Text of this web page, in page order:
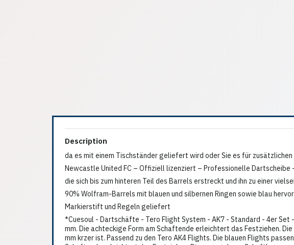
Description
da es mit einem Tischständer geliefert wird oder Sie es für zusätzlichen
Newcastle United FC – Offiziell lizenziert – Professionelle Dartscheibe
die sich bis zum hinteren Teil des Barrels erstreckt und ihn zu einer
90% Wolfram-Barrels mit blauen und silbernen Ringen sowie blau
Markierstift und Regeln geliefert
*Cuesoul - Dartschäfte - Tero Flight System - AK7 - Standard - 4er
mm. Die achteckige Form am Schaftende erleichtert das Festziehen.
mm krzer ist. Passend zu den Tero AK4 Flights. Die blauen Flights